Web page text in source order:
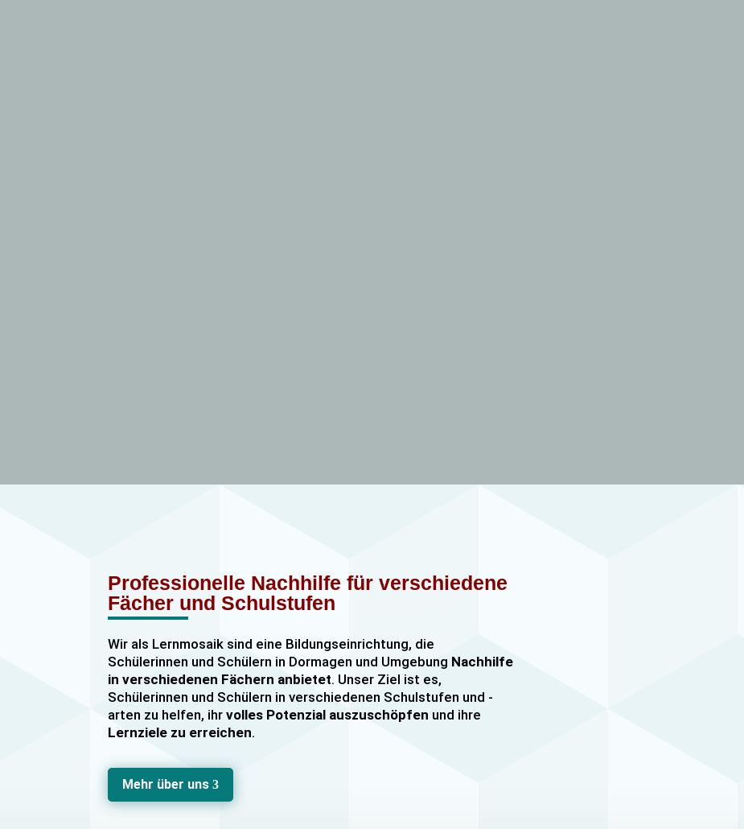
Professionelle Nachhilfe für verschiedene
Fächer und Schulstufen
Wir als Lernmosaik sind eine Bildungseinrichtung, die
Schülerinnen und Schülern in Dormagen und Umgebung Nachhilfe
in verschiedenen Fächern anbietet. Unser Ziel ist es,
Schülerinnen und Schülern in verschiedenen Schulstufen und -
arten zu helfen, ihrvolles Potenzial auszuschöpfen und ihre
Lernziele zu erreichen.
Unser Nachhilfeangebot umfasst
Gruppennachhilfe
Mathematik, Englisch und Deutsch
Mehr über uns3